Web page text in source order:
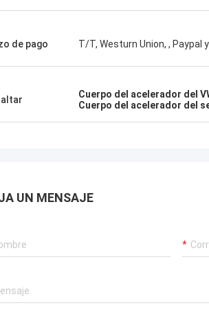
de pago T/T, Westurn Union, , Paypal
Cuerpo del acelerador del
Cuerpo del acelerador del
UN MENSAJE